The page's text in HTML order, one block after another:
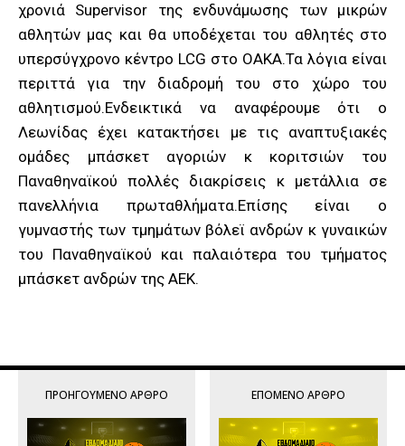
χρονιά Supervisor της ενδυνάμωσης των μικρών
αθλητών μας και θα υποδέχεται του αθλητές στο
υπερσύγχρονο κέντρο LCG στο ΟΑΚΑ.Τα λόγια είναι
περιττά για την διαδρομή του στο χώρο του
αθλητισμού.Ενδεικτικά να αναφέρουμε ότι ο
Λεωνίδας έχει κατακτήσει με τις αναπτυξιακές
ομάδες μπάσκετ αγοριών κ κοριτσιών του
Παναθηναϊκού πολλές διακρίσεις κ μετάλλια σε
πανελλήνια πρωταθλήματα.Επίσης είναι ο
γυμναστής των τμημάτων βόλεϊ ανδρών κ γυναικών
του Παναθηναϊκού και παλαιότερα του τμήματος
μπάσκετ ανδρών της ΑΕΚ.
ΠΡΟΗΓΟΎΜΕΝΟ ΆΡΘΡΟ ΕΠΌΜΕΝΟ ΆΡΘΡΟ